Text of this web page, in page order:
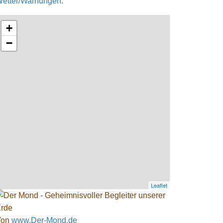
+
−
Leaflet
www.Der-Mond.de